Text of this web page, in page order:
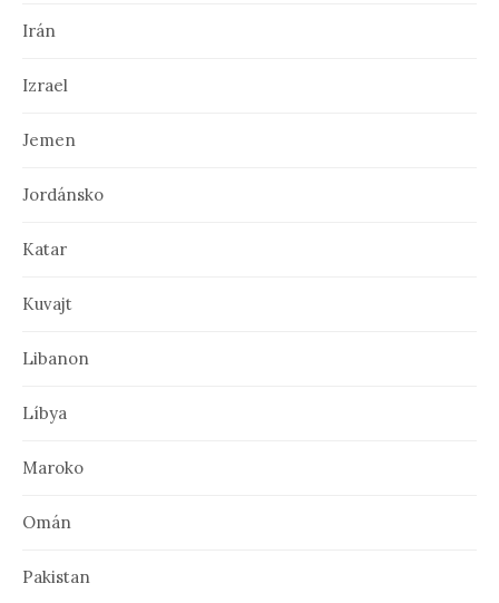
n
o
c
Irán
Izrael
Jemen
Jordánsko
Katar
Kuvajt
Libanon
Líbya
Maroko
Omán
Pakistan